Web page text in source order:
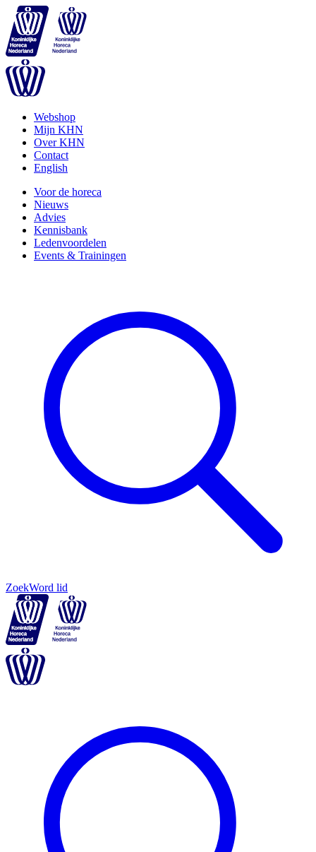
Webshop
Mijn KHN
Over KHN
Contact
English
Voor de horeca
Nieuws
Advies
Kennisbank
Ledenvoordelen
Events & Trainingen
ZoekWord lid